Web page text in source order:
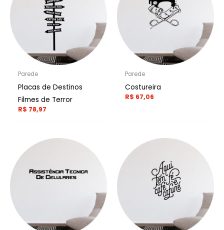
Parede
Placas de Destinos
Filmes de Terror
R$ 78,97
Parede
Costureira
R$ 67,06